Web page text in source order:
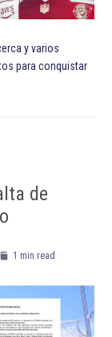
y varios
para conquistar
de
1 min read